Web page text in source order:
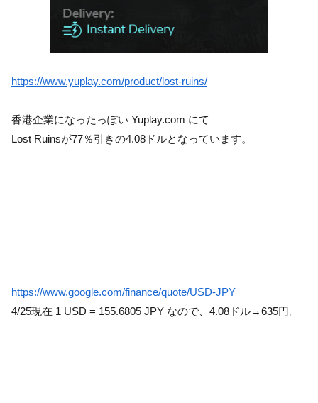
https://www.yuplay.com/product/lost-ruins/
香港企業になったっぽい Yuplay.com にて
Lost Ruinsが77％引きの4.08ドルとなっています。
https://www.google.com/finance/quote/USD-JPY
4/25現在 1 USD = 155.6805 JPY なので、4.08ドル→635円。